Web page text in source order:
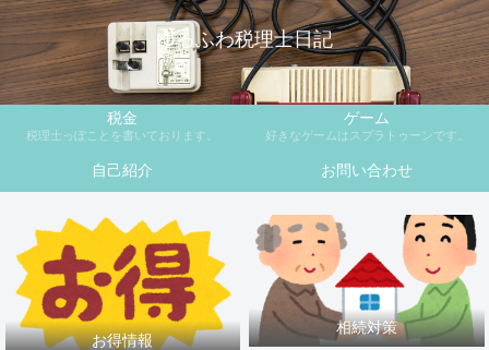
ゆるふわ税理士日記
税金
税理士っぽことを書いております。
ゲーム
好きなゲームはスプラトゥーンです。
自己紹介 お問い合わせ
お得情報
相続対策